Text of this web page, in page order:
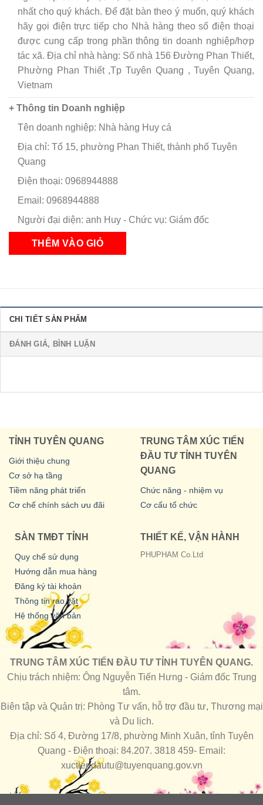
nhất cho quý khách. Để đặt bàn theo ý muốn, quý khách
hãy gọi điện trực tiếp cho Nhà hàng theo số điện thoại
được cung cấp trong phần thông tin doanh nghiệp/hợp
tác xã. Địa chỉ nhà hàng: Số nhà 156 Đường Phan Thiết,
Phường Phan Thiết ,Tp Tuyên Quang , Tuyên Quang,
Vietnam
+ Thông tin Doanh nghiệp
Tên doanh nghiệp: Nhà hàng Huy cá
Địa chỉ: Tổ 15, phường Phan Thiết, thành phố Tuyên
Quang
Điện thoại: 0968944888
Email: 0968944888
Người đại diện: anh Huy - Chức vụ: Giám đốc
CHI TIẾT SẢN PHẨM
ĐÁNH GIÁ, BÌNH LUẬN
TỈNH TUYÊN QUANG
Giới thiệu chung
Cơ sở hạ tầng
Tiềm năng phát triển
Cơ chế chính sách ưu đãi
TRUNG TÂM XÚC TIẾN
ĐẦU TƯ TỈNH TUYÊN
QUANG
Chức năng - nhiệm vụ
Cơ cấu tổ chức
SÀN TMĐT TỈNH
Quy chế sử dụng
Hướng dẫn mua hàng
Đăng ký tài khoản
Thông tin rao vặt
Hệ thống văn bản
THIẾT KẾ, VẬN HÀNH
PHUPHAM Co.Ltd
TRUNG TÂM XÚC TIẾN ĐẦU TƯ TỈNH TUYÊN QUANG.
Chịu trách nhiệm: Ông Nguyễn Tiến Hưng - Giám đốc Trung
tâm.
Biên tập và Quản trị: Phòng Tư vấn, hỗ trợ đầu tư, Thương mại
và Du lịch.
Địa chỉ: Số 4, Đường 17/8, phường Minh Xuân, tỉnh Tuyên
Quang - Điện thoại: 84.207. 3818 459- Email:
xuctiendautu@tuyenquang.gov.vn